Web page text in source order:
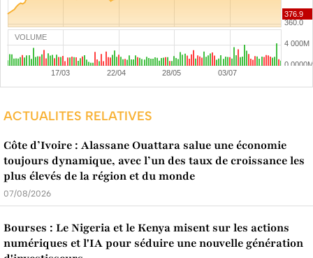
VOLUME
ACTUALITES RELATIVES
Côte d’Ivoire : Alassane Ouattara salue une économie
toujours dynamique, avec l’un des taux de croissance les
plus élevés de la région et du monde
07/08/2026
Bourses : Le Nigeria et le Kenya misent sur les actions
numériques et l'IA pour séduire une nouvelle génération